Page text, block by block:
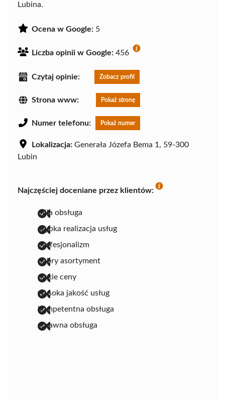
Lubina.
Ocena w Google: 5
Liczba opinii w Google: 456
Czytaj opinie: Zobacz profil
Strona www: Pokaż stronę
Numer telefonu: Pokaż numer
Lokalizacja: Generała Józefa Bema 1, 59-300
Lubin
Najczęściej doceniane przez klientów:
miła obsługa
szybka realizacja usług
profesjonalizm
dobry asortyment
niskie ceny
wysoka jakość usług
kompetentna obsługa
sprawna obsługa